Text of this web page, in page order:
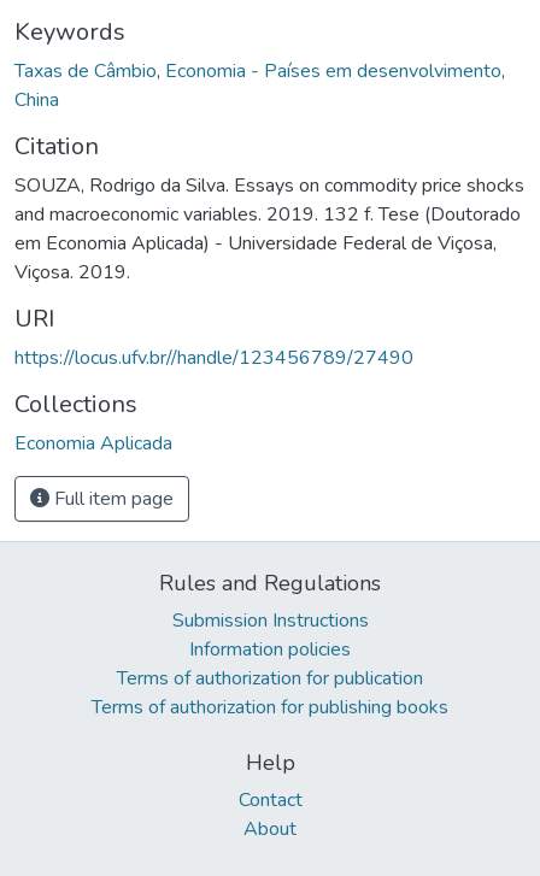
Keywords
Taxas de Câmbio, Economia - Países em desenvolvimento,
China
Citation
SOUZA, Rodrigo da Silva. Essays on commodity price shocks
and macroeconomic variables. 2019. 132 f. Tese (Doutorado
em Economia Aplicada) - Universidade Federal de Viçosa,
Viçosa. 2019.
URI
https://locus.ufv.br//handle/123456789/27490
Collections
Economia Aplicada
Full item page
Rules and Regulations
Submission Instructions
Information policies
Terms of authorization for publication
Terms of authorization for publishing books
Help
Contact
About